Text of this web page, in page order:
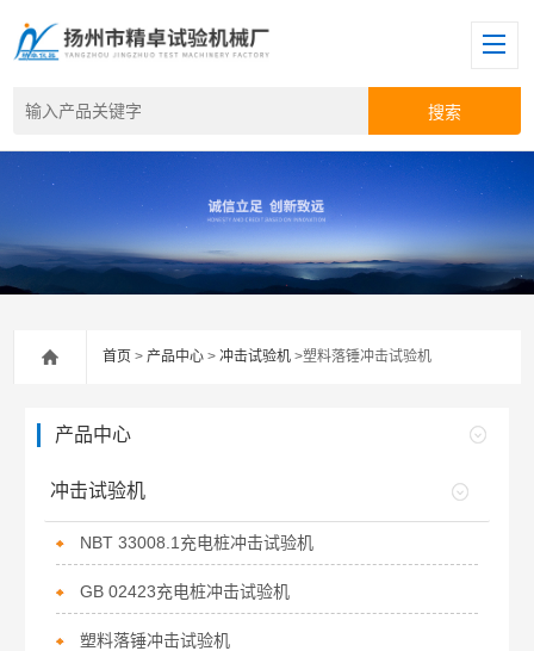
首页 >产品中心 >冲击试验机 >塑料落锤冲击试验机
产品中心
冲击试验机
NBT 33008.1充电桩冲击试验机
GB 02423充电桩冲击试验机
塑料落锤冲击试验机